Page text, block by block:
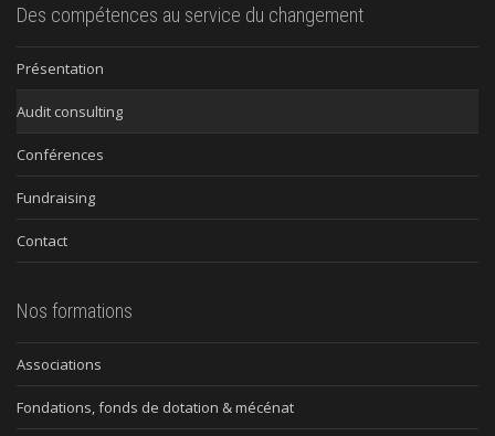
Des compétences au service du changement
Présentation
Audit consulting
Conférences
Fundraising
Contact
Nos formations
Associations
Fondations, fonds de dotation & mécénat